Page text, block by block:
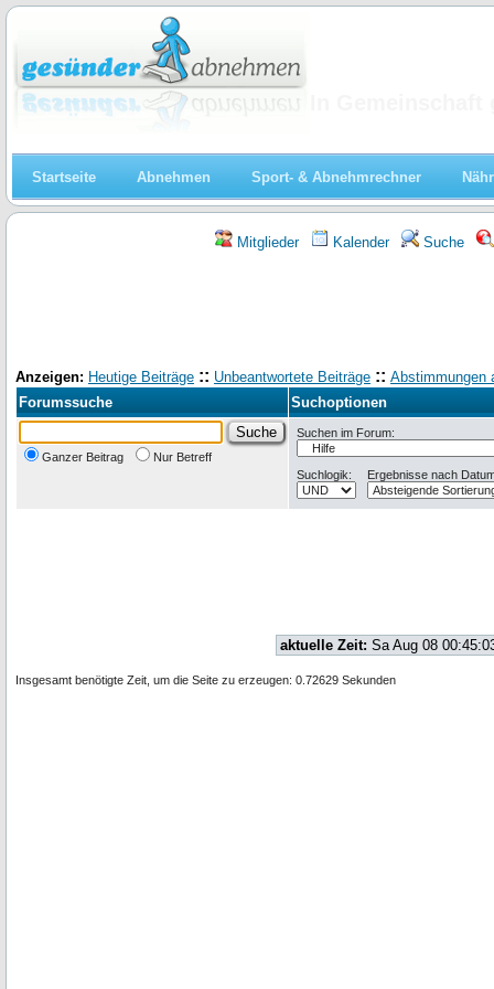
Startseite Abnehmen Sport- & Abnehmrechner
Mitglieder Kalender Suche
Anzeigen: Heutige Beiträge :: Unbeantwortete Beiträge :: Abstimmungen
Forumssuche
Suchoptionen
Ganzer Beitrag Nur Betreff
Suchen im Forum:
Suchlogik: Ergebnisse nach
aktuelle Zeit: Sa Aug 08
Insgesamt benötigte Zeit, um die Seite zu erzeugen: 0.72629 Sekunden